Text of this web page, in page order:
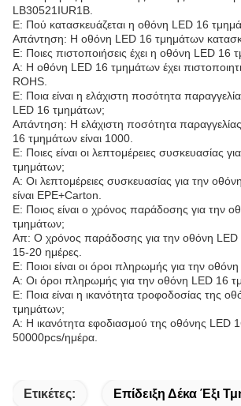
LB30521IUR1B.
Ε: Πού κατασκευάζεται η οθόνη LED 16
Απάντηση: Η οθόνη LED 16 τμημάτων
Ε: Ποιες πιστοποιήσεις έχει η οθόνη LED 16
Α: Η οθόνη LED 16 τμημάτων έχει
ROHS.
Ε: Ποια είναι η ελάχιστη ποσότητα
LED 16 τμημάτων;
Απάντηση: Η ελάχιστη ποσότητα
16 τμημάτων είναι 1000.
Ε: Ποιες είναι οι λεπτομέρειες συσκευασίας
τμημάτων;
Α: Οι λεπτομέρειες συσκευασίας για την
είναι EPE+Carton.
Ε: Ποιος είναι ο χρόνος παράδοσης για την
τμημάτων;
Απ: Ο χρόνος παράδοσης για την οθόνη LED
15-20 ημέρες.
Ε: Ποιοι είναι οι όροι πληρωμής για την
Α: Οι όροι πληρωμής για την οθόνη LED 16
Ε: Ποια είναι η ικανότητα τροφοδοσίας της
τμημάτων;
Α: Η ικανότητα εφοδιασμού της οθόνης LED
50000pcs/ημέρα.
Ετικέτες: Επίδειξη Δέκα Έξι